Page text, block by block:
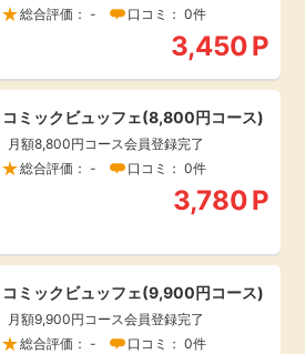
ス
資
総合評価： -
口コミ： 0件
3,450P
コミックビュッフェ(8,800円コース)
月額8,800円コース会員登録完了
総合評価： -
口コミ： 0件
3,780P
コミックビュッフェ(9,900円コース)
月額9,900円コース会員登録完了
総合評価： -
口コミ： 0件